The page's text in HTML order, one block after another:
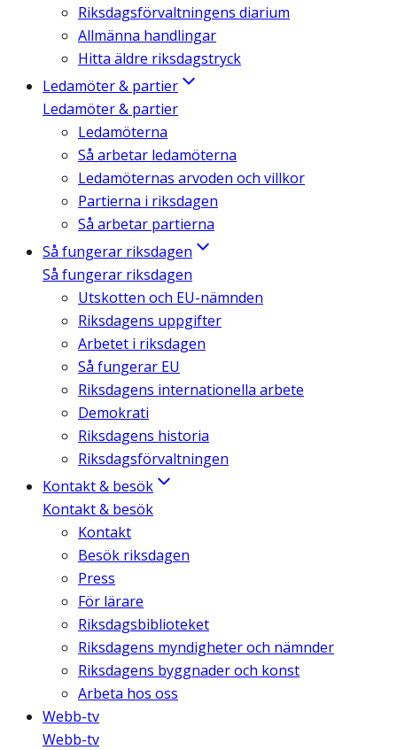
Riksdagsförvaltningens diarium
Allmänna handlingar
Hitta äldre riksdagstryck
Ledamöter & partier
Ledamöter & partier
Ledamöterna
Så arbetar ledamöterna
Ledamöternas arvoden och villkor
Partierna i riksdagen
Så arbetar partierna
Så fungerar riksdagen
Så fungerar riksdagen
Utskotten och EU-nämnden
Riksdagens uppgifter
Arbetet i riksdagen
Så fungerar EU
Riksdagens internationella arbete
Demokrati
Riksdagens historia
Riksdagsförvaltningen
Kontakt & besök
Kontakt & besök
Kontakt
Besök riksdagen
Press
För lärare
Riksdagsbiblioteket
Riksdagens myndigheter och nämnder
Riksdagens byggnader och konst
Arbeta hos oss
Webb-tv
Webb-tv